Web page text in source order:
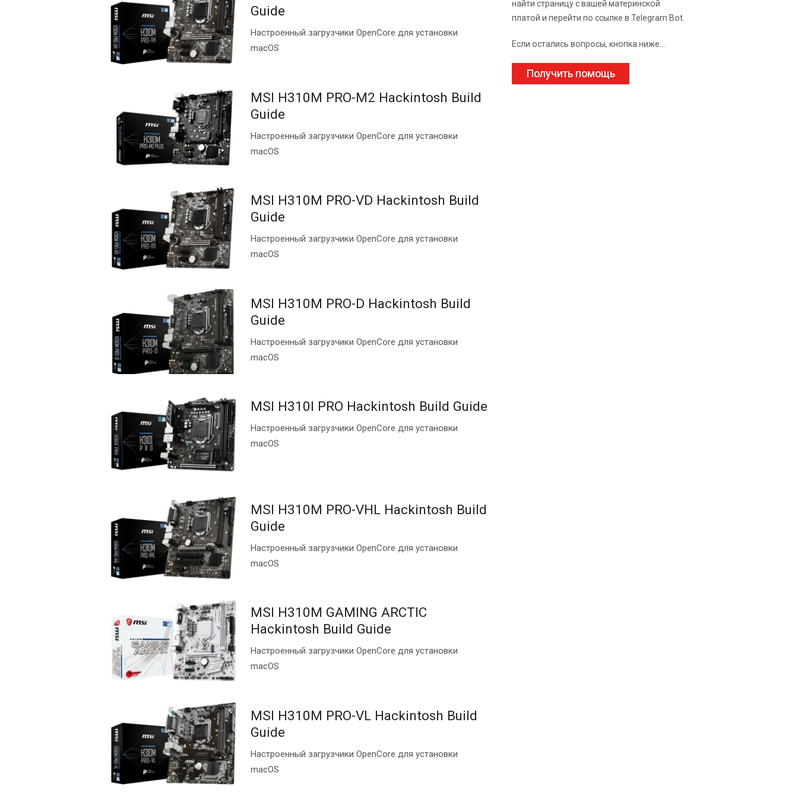
Guide
Настроенный загрузчики OpenCore для установки
macOS
MSI H310M PRO-M2 Hackintosh Build
Guide
Настроенный загрузчики OpenCore для установки
macOS
MSI H310M PRO-VD Hackintosh Build
Guide
Настроенный загрузчики OpenCore для установки
macOS
MSI H310M PRO-D Hackintosh Build
Guide
Настроенный загрузчики OpenCore для установки
macOS
MSI H310I PRO Hackintosh Build Guide
Настроенный загрузчики OpenCore для установки
macOS
MSI H310M PRO-VHL Hackintosh Build
Guide
Настроенный загрузчики OpenCore для установки
macOS
MSI H310M GAMING ARCTIC
Hackintosh Build Guide
Настроенный загрузчики OpenCore для установки
macOS
MSI H310M PRO-VL Hackintosh Build
Guide
Настроенный загрузчики OpenCore для установки
macOS
найти страницу с вашей материнской
платой и перейти по ссылке в Telegram Bot.
Если остались вопросы, кнопка ниже...
Получить помощь